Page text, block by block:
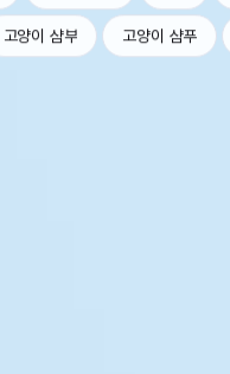
고양이 샴부 고양이 샴푸